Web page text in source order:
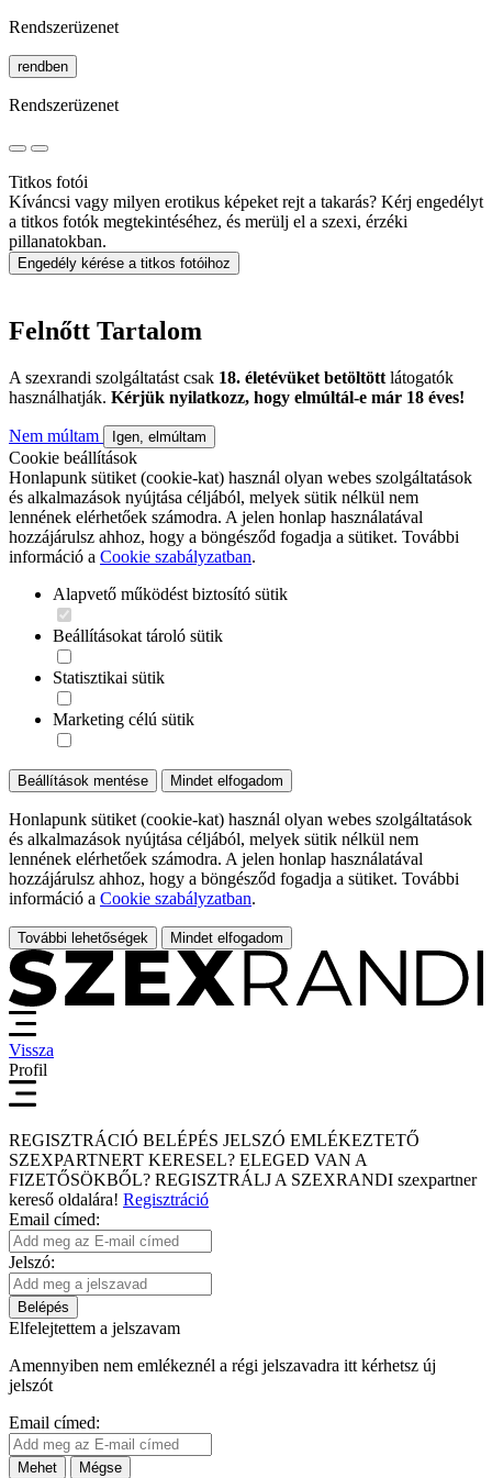
Rendszerüzenet
rendben
Rendszerüzenet
Titkos fotói
Kíváncsi vagy milyen erotikus képeket rejt a takarás? Kérj engedélyt
a titkos fotók megtekintéséhez, és merülj el a szexi, érzéki
pillanatokban.
Engedély kérése a titkos fotóihoz
Felnőtt Tartalom
A szexrandi szolgáltatást csak 18. életévüket betöltött látogatók
használhatják. Kérjük nyilatkozz, hogy elmúltál-e már 18 éves!
Nem múltam Igen, elmúltam
Cookie beállítások
Honlapunk sütiket (cookie-kat) használ olyan webes szolgáltatások
és alkalmazások nyújtása céljából, melyek sütik nélkül nem
lennének elérhetőek számodra. A jelen honlap használatával
hozzájárulsz ahhoz, hogy a böngésződ fogadja a sütiket. További
információ a Cookie szabályzatban.
Alapvető működést biztosító sütik
Beállításokat tároló sütik
Statisztikai sütik
Marketing célú sütik
Beállítások mentése Mindet elfogadom
Honlapunk sütiket (cookie-kat) használ olyan webes szolgáltatások
és alkalmazások nyújtása céljából, melyek sütik nélkül nem
lennének elérhetőek számodra. A jelen honlap használatával
hozzájárulsz ahhoz, hogy a böngésződ fogadja a sütiket. További
információ a Cookie szabályzatban.
További lehetőségek Mindet elfogadom
Vissza
Profil
REGISZTRÁCIÓ BELÉPÉS JELSZÓ EMLÉKEZTETŐ
SZEXPARTNERT KERESEL? ELEGED VAN A
FIZETŐSÖKBŐL? REGISZTRÁLJ A SZEXRANDI szexpartner
kereső oldalára! Regisztráció
Email címed:
Jelszó:
Belépés
Elfelejtettem a jelszavam
Amennyiben nem emlékeznél a régi jelszavadra itt kérhetsz új
jelszót
Email címed:
Mehet Mégse